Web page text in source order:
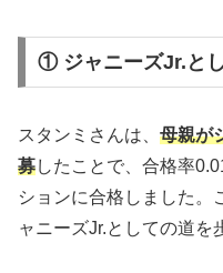
① ジャニーズJr.と
スタンミさんは、 母親が
募したことで、合格率
ションに合格しました。
ャニーズJr.としての道を